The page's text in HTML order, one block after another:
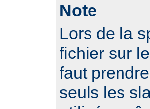
Note
Lors de la
fichier sur
faut
seuls les